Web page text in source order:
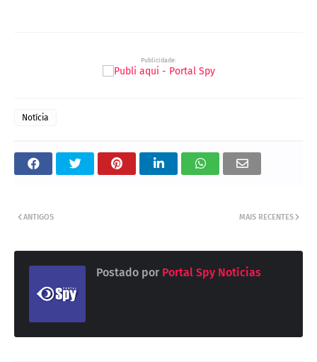
Publicidade:
Notícia
MAIS RECENTES
ANTIGOS
Postado por Portal Spy Notícias